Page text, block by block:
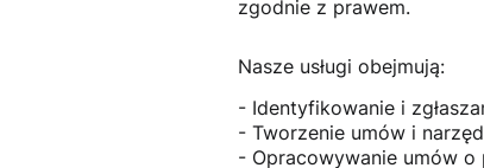
zgodnie z prawem.
Nasze usługi obejmują:
- Identyfikowanie i
- Tworzenie umów i
- Opracowywanie umów